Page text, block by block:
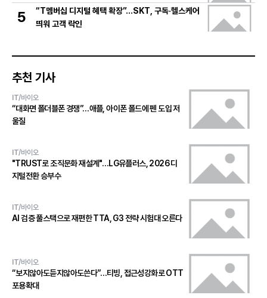
5
“T멤버십 디지털 혜택 확장”…SKT, 구독·헬스케어
띄워 고객 락인
추천 기사
IT/바이오
“대화면 폴더블폰 경쟁”…애플, 아이폰 폴드에 펜 도입 저
울질
IT/바이오
"TRUST로 조직문화 재설계"…LG유플러스, 2026 디
지털전환 승부수
IT/바이오
AI 검증 풀스택으로 재편한 TTA, G3 전략 시험대 오른다
IT/바이오
“보지않아도듣지않아도쓴다”…티빙, 접근성강화로 OTT
포용확대